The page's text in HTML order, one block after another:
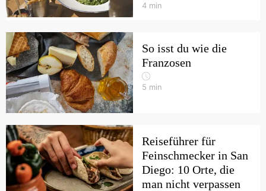
4 min
So isst du wie die
Franzosen
5 min
Reiseführer für
Feinschmecker in San
Diego: 10 Orte, die
man nicht verpassen